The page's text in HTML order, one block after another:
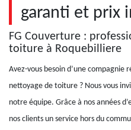
garanti et prix
FG Couverture :
toiture à Roquebilliere
Avez-vous besoin d’une
nettoyage de toiture ? Nous vous
notre équipe. Grâce à nos années
nos clients un service hors du